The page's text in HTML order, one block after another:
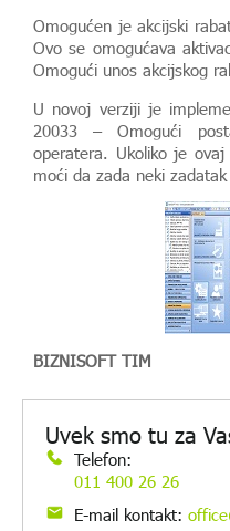
Omogućen je akcijski
Ovo se omogućava
Omogući unos akcijskog
U novoj verziji je
20033 – Omogući
operatera. Ukoliko je
moći da zada neki
BIZNISOFT TIM
Uvek smo tu za
Telefon:
011 400 26 26
E-mail kontakt: